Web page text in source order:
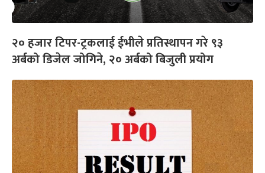
२० हजार टिपर-ट्रकलाई ईभीले प्रतिस्थापन गरे ९३
अर्बको डिजेल जोगिने, २० अर्बको बिजुली प्रयोग